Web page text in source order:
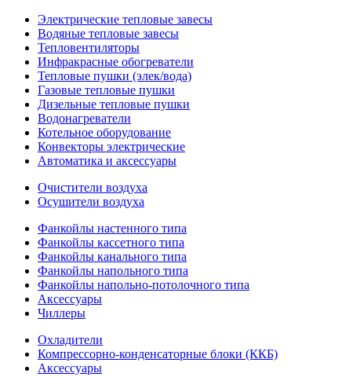
Электрические тепловые завесы
Водяные тепловые завесы
Тепловентиляторы
Инфракрасные обогреватели
Тепловые пушки (элек/вода)
Газовые тепловые пушки
Дизельные тепловые пушки
Водонагреватели
Котельное оборудование
Конвекторы электрические
Автоматика и аксессуары
Очистители воздуха
Осушители воздуха
Фанкойлы настенного типа
Фанкойлы кассетного типа
Фанкойлы канального типа
Фанкойлы напольного типа
Фанкойлы напольно-потолочного типа
Аксессуары
Чиллеры
Охладители
Компрессорно-конденсаторные блоки (ККБ)
Аксессуары